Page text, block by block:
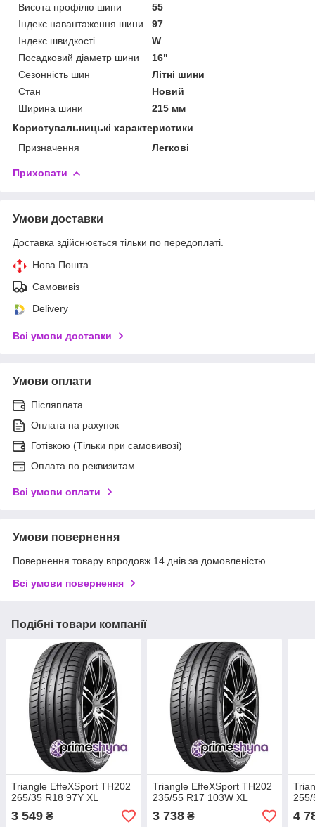
Висота профілю шини
55
Індекс навантаження шини
97
Індекс швидкості
W
Посадковий діаметр шини
16"
Сезонність шин
Літні шини
Стан
Новий
Ширина шини
215 мм
Користувальницькі характеристики
Призначення
Легкові
Приховати
Умови доставки
Доставка здійснюється тільки по передоплаті.
Нова Пошта
Самовивіз
Delivery
Всі умови доставки
Умови оплати
Післяплата
Оплата на рахунок
Готівкою (Тільки при самовивозі)
Оплата по реквизитам
Всі умови оплати
Умови повернення
Повернення товару впродовж 14 днів за домовленістю
Всі умови повернення
Подібні товари компанії
Triangle EffeXSport TH202
265/35 R18 97Y XL
3 549 ₴
Triangle EffeXSport TH202
235/55 R17 103W XL
3 738₴
255/
4